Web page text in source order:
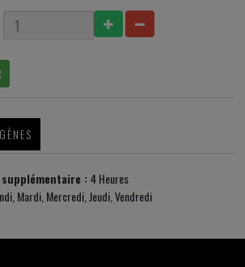
:4 Heures
Mardi, Mercredi, Jeudi, Vendredi